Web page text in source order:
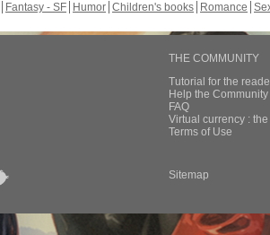
Fantasy - SF Humor Children's books Romance
THE COMMUNITY
Tutorial for the
Help the
FAQ
Virtual currency :
Terms of Use
Sitemap